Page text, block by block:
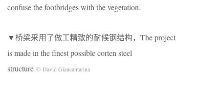
confuse the footbridges with the vegetation.
▼桥梁采用了做工精致的耐候钢结构，The project
is made in the finest possible corten steel
structure © David Giancantarina